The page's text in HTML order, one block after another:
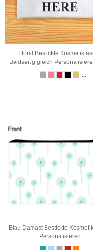
Floral Bestickte
Beidseitig gleich
...
Blau Damast Bestickte
Personalisieren